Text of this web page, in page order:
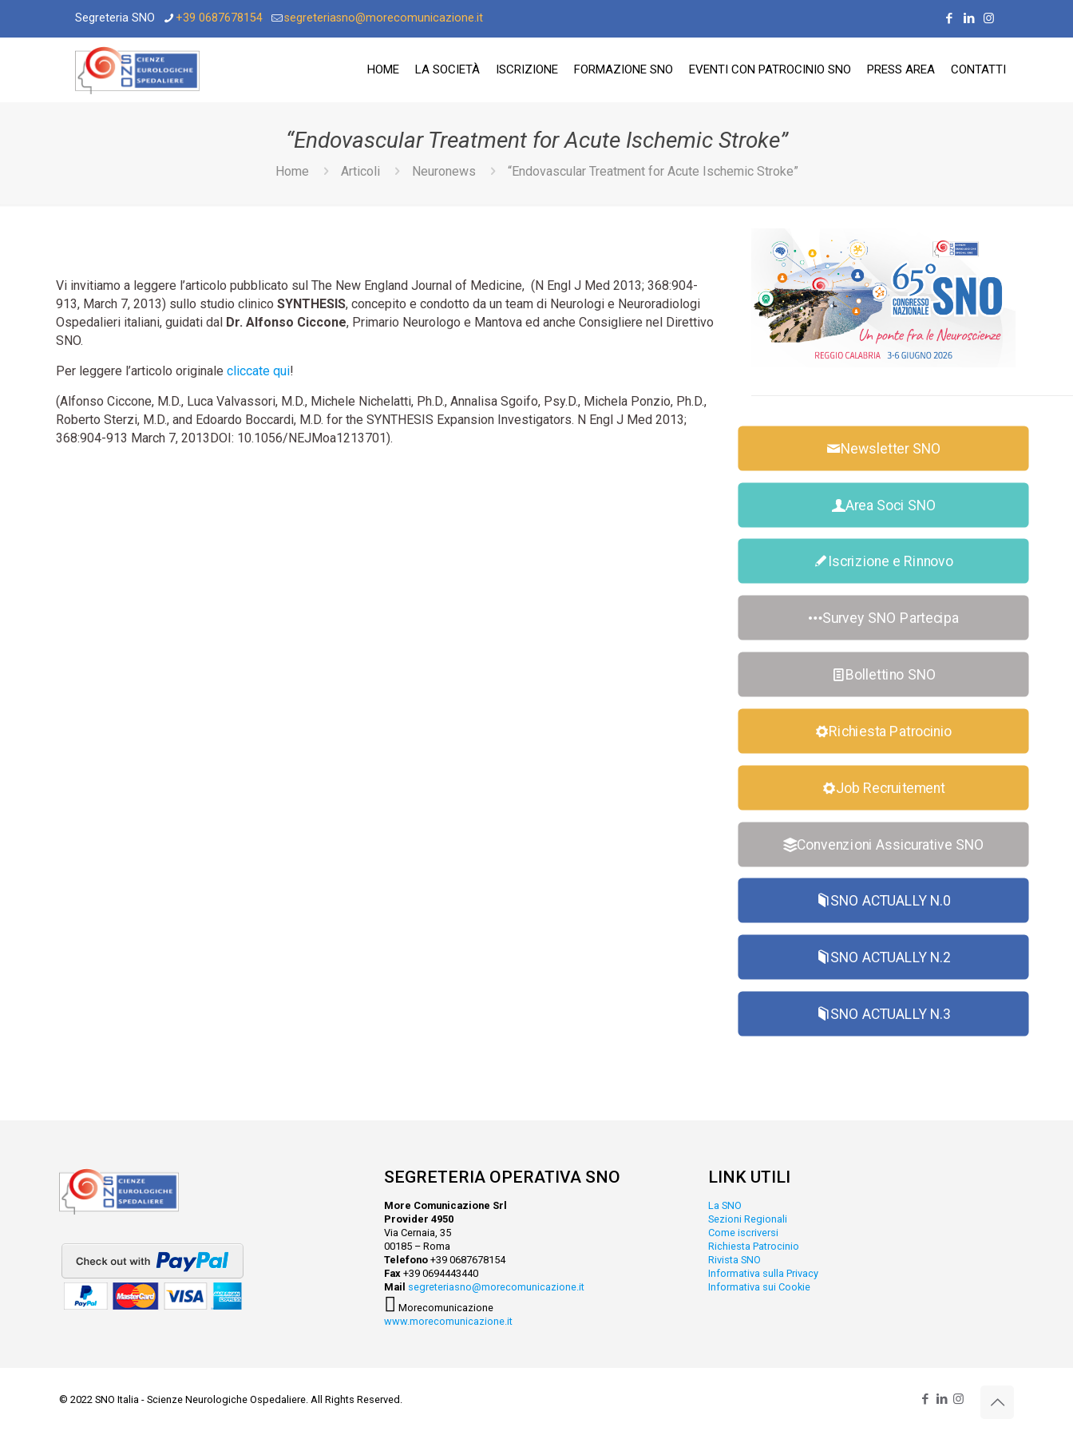
Segreteria SNO +39 0687678154 segreteriasno@morecomunicazione.it
HOME LA SOCIETÀ ISCRIZIONE FORMAZIONE SNO EVENTI CON PATROCINIO SNO PRESS AREA CONTATTI
“Endovascular Treatment for Acute Ischemic Stroke”
Home Articoli Neuronews “Endovascular Treatment for Acute Ischemic Stroke”
Vi invitiamo a leggere l’articolo pubblicato sul The New England Journal of Medicine, (N Engl J Med 2013; 368:904-
913, March 7, 2013) sullo studio clinicoSYNTHESIS, concepito e condotto da un team di Neurologi e Neuroradiologi
Ospedalieri italiani, guidati dal Dr. Alfonso Ciccone, Primario Neurologo e Mantova ed anche Consigliere nel Direttivo
SNO.
Per leggere l’articolo originalecliccate qui!
(Alfonso Ciccone, M.D., Luca Valvassori, M.D., Michele Nichelatti, Ph.D., Annalisa Sgoifo, Psy.D., Michela Ponzio, Ph.D.,
Roberto Sterzi, M.D., and Edoardo Boccardi, M.D. for the SYNTHESIS Expansion Investigators. N Engl J Med 2013;
368:904-913 March 7, 2013DOI: 10.1056/NEJMoa1213701).
Newsletter SNO
Area Soci SNO
Iscrizione e Rinnovo
Survey SNO Partecipa
Bollettino SNO
Richiesta Patrocinio
Job Recruitement
Convenzioni Assicurative SNO
SNO ACTUALLY N.0
SNO ACTUALLY N.2
SNO ACTUALLY N.3
SEGRETERIA OPERATIVA SNO
More Comunicazione Srl
Provider 4950
Via Cernaia, 35
00185 – Roma
Telefono+39 0687678154
Fax+39 0694443440
Mail segreteriasno@morecomunicazione.it
Morecomunicazione
www.morecomunicazione.it
LINK UTILI
La SNO
Sezioni Regionali
Come iscriversi
Richiesta Patrocinio
Rivista SNO
Informativa sulla Privacy
Informativa sui Cookie
© 2022 SNO Italia - Scienze Neurologiche Ospedaliere. All Rights Reserved.